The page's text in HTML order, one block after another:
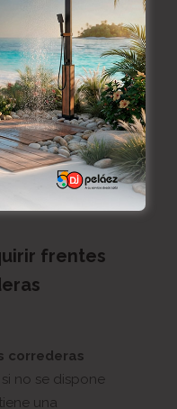
el
montaje de
de los
a la
equipo,
mejores
frentes
correderas
no se dispone
una